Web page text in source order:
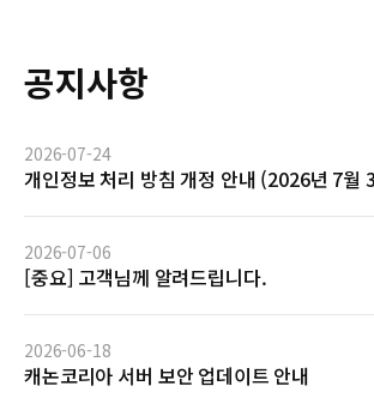
공지사항
2026-07-24
개인정보 처리 방침 개정 안내 (2026년 7월
2026-07-06
[중요] 고객님께 알려드립니다.
2026-06-18
캐논코리아 서버 보안 업데이트 안내